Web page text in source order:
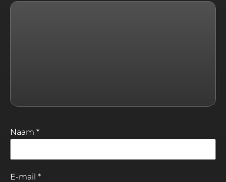
Naam *
E-mail *